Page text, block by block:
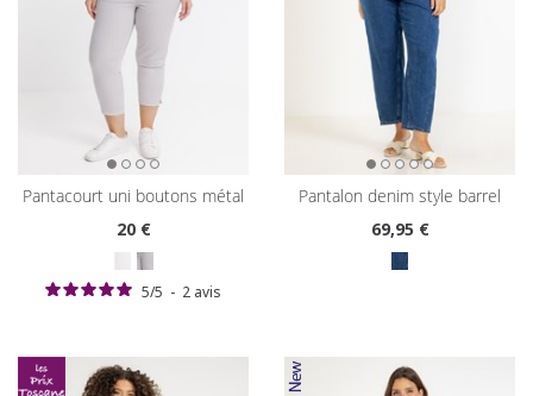
pantacourt uni boutons métal
20€
5/5 - 2 avis
pantalon denim style barrel
69,95 €